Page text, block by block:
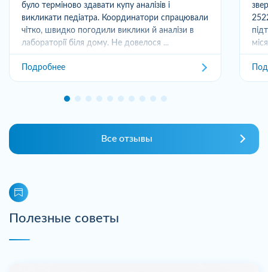
було терміново здавати купу аналізів і
викликати педіатра. Координатори спрацювали
чітко, швидко погодили виклики й аналізи в
лабораторії біля дому. Не довелося ...
Подробнее
Все отзывы
Полезные советы